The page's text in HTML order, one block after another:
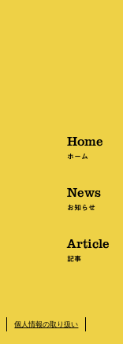
Home
ホーム
News
お知らせ
Article
記事
個人情報の取り扱い